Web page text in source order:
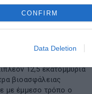
CONFIRM
Data Deletion
12,5 εκατ. ευρώ
για μέτρα
12,5 εκατομμύρια
βιοασφάλειας
με έμμεσο τρόπο ο